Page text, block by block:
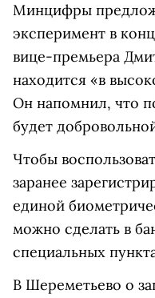
Минцифры
эксперимент в
вице-премьера
находится «в
Он напомнил, что
будет
Чтобы
заранее
единой
можно сделать в
специальных
В Шереметьево о